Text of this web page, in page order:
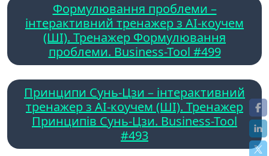
Формулювання проблеми –
інтерактивний тренажер з AI-коучем
(ШІ). Тренажер Формулювання
проблеми. Business-Tool #499
Принципи Сунь-Цзи – інтерактивний
тренажер з AI-коучем (ШІ). Тренажер
Принципів Сунь-Цзи. Business-Tool
#493